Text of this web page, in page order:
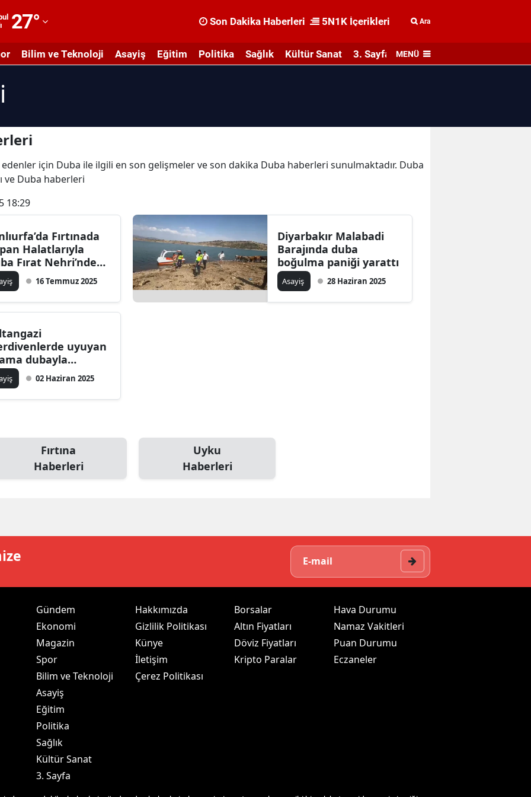
27° Son Dakika Haberleri 5N1K İçerikleri Ara
Bilim ve Teknoloji Asayiş Eğitim Politika Sağlık Kültür Sanat 3. Sayfa MENÜ
için Duba ile ilgili en son gelişmeler ve son dakika Duba haberleri sunulmaktadır. Duba
ve Duba haberleri
18:29
Fırtınada
Halatlarıyla
Fırat Nehri’nde
16 Temmuz 2025
Diyarbakır Malabadi
Barajında duba
boğulma paniği yarattı
Asayiş 28 Haziran 2025
uyuyan
dubayla
etti
02 Haziran 2025
Fırtına
Haberleri
Uyku
Haberleri
Gündem
Ekonomi
Magazin
Spor
Bilim ve Teknoloji
Asayiş
Eğitim
Politika
Sağlık
Kültür Sanat
3. Sayfa
Hakkımızda
Gizlilik Politikası
Künye
İletişim
Çerez Politikası
Borsalar
Altın Fiyatları
Döviz Fiyatları
Kripto Paralar
Hava Durumu
Namaz Vakitleri
Puan Durumu
Eczaneler